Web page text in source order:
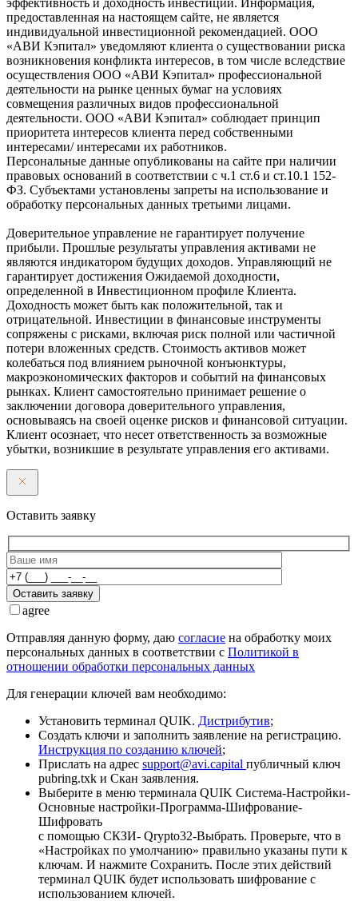
эффективность и доходность инвестиций. Информация,
предоставленная на настоящем сайте, не является
индивидуальной инвестиционной рекомендацией. ООО
«АВИ Кэпитал» уведомляют клиента о существовании риска
возникновения конфликта интересов, в том числе вследствие
осуществления ООО «АВИ Кэпитал» профессиональной
деятельности на рынке ценных бумаг на условиях
совмещения различных видов профессиональной
деятельности. ООО «АВИ Кэпитал» соблюдает принцип
приоритета интересов клиента перед собственными
интересами/ интересами их работников.
Персональные данные опубликованы на сайте при наличии
правовых оснований в соответствии с ч.1 ст.6 и ст.10.1 152-
ФЗ. Субъектами установлены запреты на использование и
обработку персональных данных третьими лицами.
Доверительное управление не гарантирует получение
прибыли. Прошлые результаты управления активами не
являются индикатором будущих доходов. Управляющий не
гарантирует достижения Ожидаемой доходности,
определенной в Инвестиционном профиле Клиента.
Доходность может быть как положительной, так и
отрицательной. Инвестиции в финансовые инструменты
сопряжены с рисками, включая риск полной или частичной
потери вложенных средств. Стоимость активов может
колебаться под влиянием рыночной конъюнктуры,
макроэкономических факторов и событий на финансовых
рынках. Клиент самостоятельно принимает решение о
заключении договора доверительного управления,
основываясь на своей оценке рисков и финансовой ситуации.
Клиент осознает, что несет ответственность за возможные
убытки, возникшие в результате управления его активами.
Оставить заявку
Оставить заявку
agree
Отправляя данную форму, даю согласие на обработку моих
персональных данных в соответствии с Политикой в
отношении обработки персональных данных
Для генерации ключей вам необходимо:
Установить терминал QUIK. Дистрибутив;
Создать ключи и заполнить заявление на регистрацию.
Инструкция по созданию ключей;
Прислать на адрес support@avi.capital публичный ключ
pubring.txk и Скан заявления.
Выберите в меню терминала QUIK Система-Настройки-
Основные настройки-Программа-Шифрование-
Шифровать
с помощью СКЗИ- Qrypto32-Выбрать. Проверьте, что в
«Настройках по умолчанию» правильно указаны пути к
ключам. И нажмите Сохранить. После этих действий
терминал QUIK будет использовать шифрование с
использованием ключей.